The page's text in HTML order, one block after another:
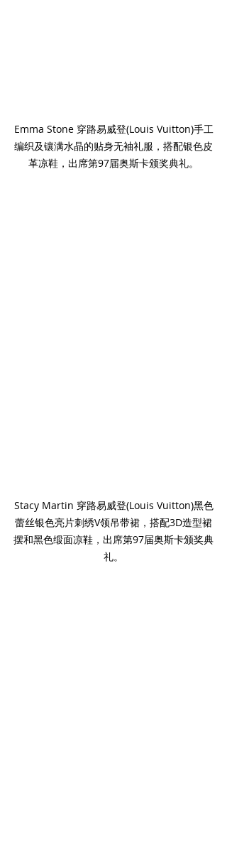
Emma Stone 穿路易威登(Louis Vuitton)手工
编织及镶满水晶的贴身无袖礼服，搭配银色皮
革凉鞋，出席第97届奥斯卡颁奖典礼。
Stacy Martin 穿路易威登(Louis Vuitton)黑色
蕾丝银色亮片刺绣V领吊带裙，搭配3D造型裙
摆和黑色缎面凉鞋，出席第97届奥斯卡颁奖典
礼。